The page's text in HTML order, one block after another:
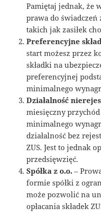
Pamiętaj jednak, że
prawa do świadczeń
takich jak zasiłek
Preferencyjne
start możesz przez
składki na
preferencyjnej
minimalnego
Działalność
miesięczny
minimalnego
działalność bez
ZUS. Jest to jednak
przedsięwzięć.
Spółka z o.o. –
formie spółki z
może pozwolić na
opłacania składek